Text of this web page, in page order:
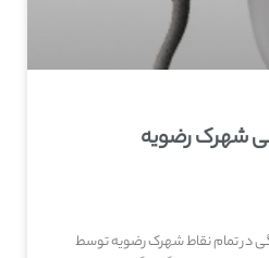
شهرک رضویه
در تمام نقاط شهرک رضویه توسط